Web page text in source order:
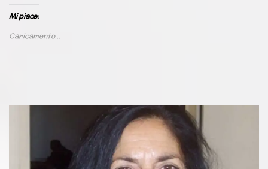
Mi piace:
Caricamento...